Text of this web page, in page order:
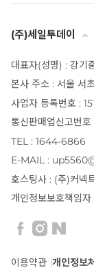
(주)세일투데이
대표자(성명) : 강기
본사 주소 : 서울 서
사업자 등록번호 :
통신판매업신고번
TEL : 1644-6866
E-MAIL :
호스팅사 : (주)커넥
개인정보보호책임자
이용약관 개인정보